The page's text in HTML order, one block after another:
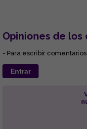
Opiniones de los
- Para escribir
Entrar